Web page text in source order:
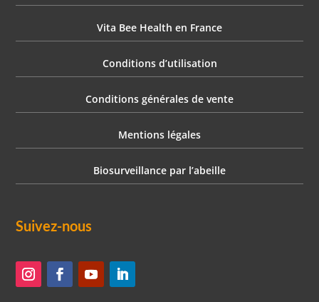
Vita Bee Health en France
Conditions d’utilisation
Conditions générales de vente
Mentions légales
Biosurveillance par l’abeille
Suivez-nous